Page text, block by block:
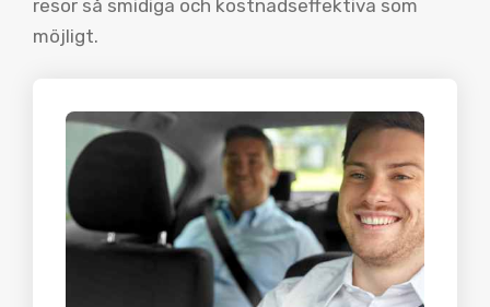
resor så smidiga och kostnadseffektiva som
möjligt.